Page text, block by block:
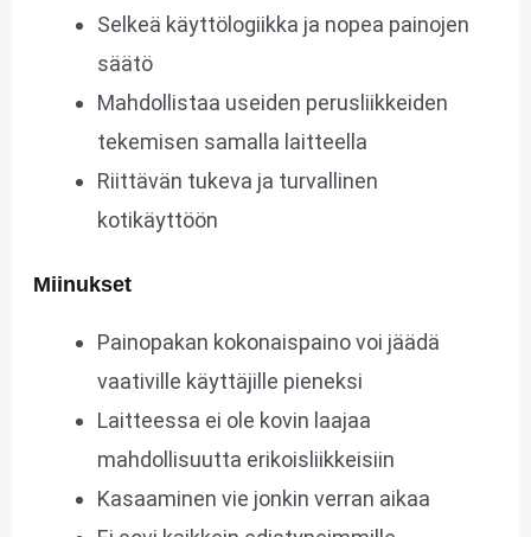
Selkeä käyttölogiikka ja nopea painojen
säätö
Mahdollistaa useiden perusliikkeiden
tekemisen samalla laitteella
Riittävän tukeva ja turvallinen
kotikäyttöön
Miinukset
Painopakan kokonaispaino voi jäädä
vaativille käyttäjille pieneksi
Laitteessa ei ole kovin laajaa
mahdollisuutta erikoisliikkeisiin
Kasaaminen vie jonkin verran aikaa